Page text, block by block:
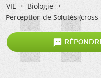
VIE
Biologie
Perception de Solutés
